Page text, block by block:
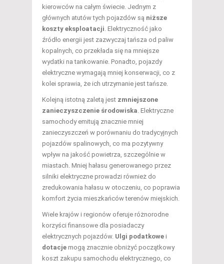
kierowców na całym świecie. Jednym z
głównych atutów tych pojazdów są niższe
koszty eksploatacji . Elektryczność jako
źródło energii jest zazwyczaj tańsza od paliw
kopalnych, co przekłada się na mniejsze
wydatki na tankowanie. Ponadto, pojazdy
elektryczne wymagają mniej konserwacji, co z
kolei sprawia, że ich utrzymanie jest tańsze.
Kolejną istotną zaletą jest zmniejszone
zanieczyszczenie środowiska . Elektryczne
samochody emitują znacznie mniej
zanieczyszczeń w porównaniu do tradycyjnych
pojazdów spalinowych, co ma pozytywny
wpływ na jakość powietrza, szczególnie w
miastach. Mniej hałasu generowanego przez
silniki elektryczne prowadzi również do
zredukowania hałasu w otoczeniu, co poprawia
komfort życia mieszkańców terenów miejskich.
Wiele krajów i regionów oferuje różnorodne
korzyści finansowe dla posiadaczy
elektrycznych pojazdów. Ulgi podatkowe i
dotacje mogą znacznie obniżyć początkowy
koszt zakupu samochodu elektrycznego, co